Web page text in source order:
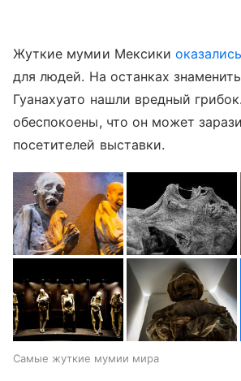
Жуткие мумии Мексикиоказались
для людей. На останках
Гуанахуато нашли вредный
обеспокоены, что он может
посетителей выставки.
Самые жуткие мумии мира